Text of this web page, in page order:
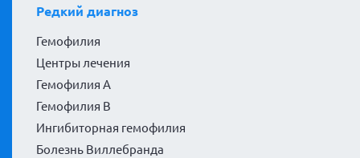
Редкий диагноз
Гемофилия
Центры лечения
Гемофилия А
Гемофилия В
Ингибиторная гемофилия
Болезнь Виллебранда